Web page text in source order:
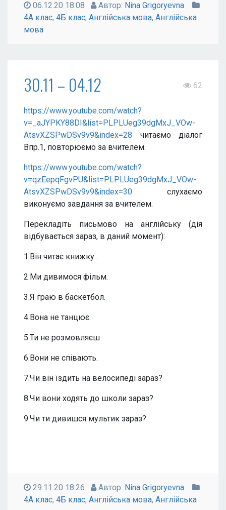
06.12.20 18:08 Автор: Nina Grigoryevna
4А клас, 4Б клас, Англійська мова, Англійська
мова
30.11 – 04.12 62
https://www.youtube.com/watch?
v=_aJYPKY88DI&list=PLPLUeg39dgMxJ_VOw-
AtsvXZSPwDSv9v9&index=28 читаємо діалог
Впр.1, повторюємо за вчителем.
https://www.youtube.com/watch?
v=qzEepqFgvPU&list=PLPLUeg39dgMxJ_VOw-
AtsvXZSPwDSv9v9&index=30 слухаємо
виконуємо завдання за вчителем.
Перекладіть письмово на англійську (дія
відбувається зараз, в даний момент):
1.Він читає книжку .
2.Ми дивимося фільм.
3.Я граю в баскетбол.
4.Вона не танцює.
5.Ти не розмовляєш
6.Вони не співають.
7.Чи він їздить на велосипеді зараз?
8.Чи вони ходять до школи зараз?
9.Чи ти дивишся мультик зараз?
29.11.20 18:26 Автор: Nina Grigoryevna
4А клас, 4Б клас, Англійська мова, Англійська